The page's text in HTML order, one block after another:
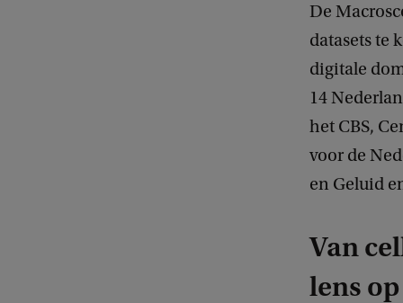
t
e
n
v
a
n
S
n
t
De
datasets te
digitale
14
het CBS,
voor de
en Geluid
Van
lens